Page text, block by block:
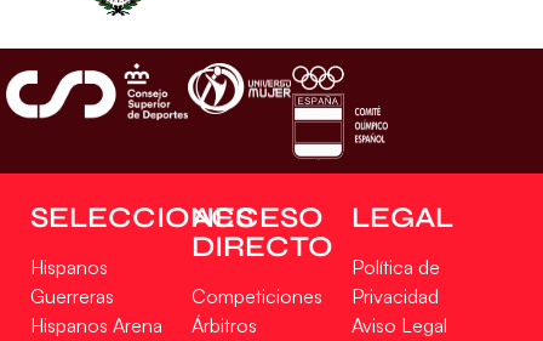
SELECCIONES
Hispanos
Guerreras
Hispanos Arena
ACCESO
DIRECTO
Competiciones
Árbitros
LEGAL
Política de
Privacidad
Aviso Legal